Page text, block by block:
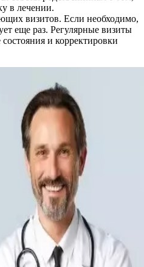
в лечении.
визитов. Если необходимо,
еще раз. Регулярные визиты
и корректировки